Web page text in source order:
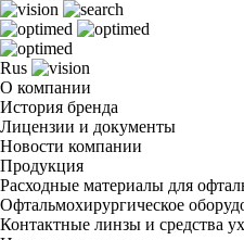
Rus
О компании
История бренда
Лицензии и документы
Новости компании
Продукция
Расходные материалы для
Офтальмохирургическое
Контактные линзы и средства